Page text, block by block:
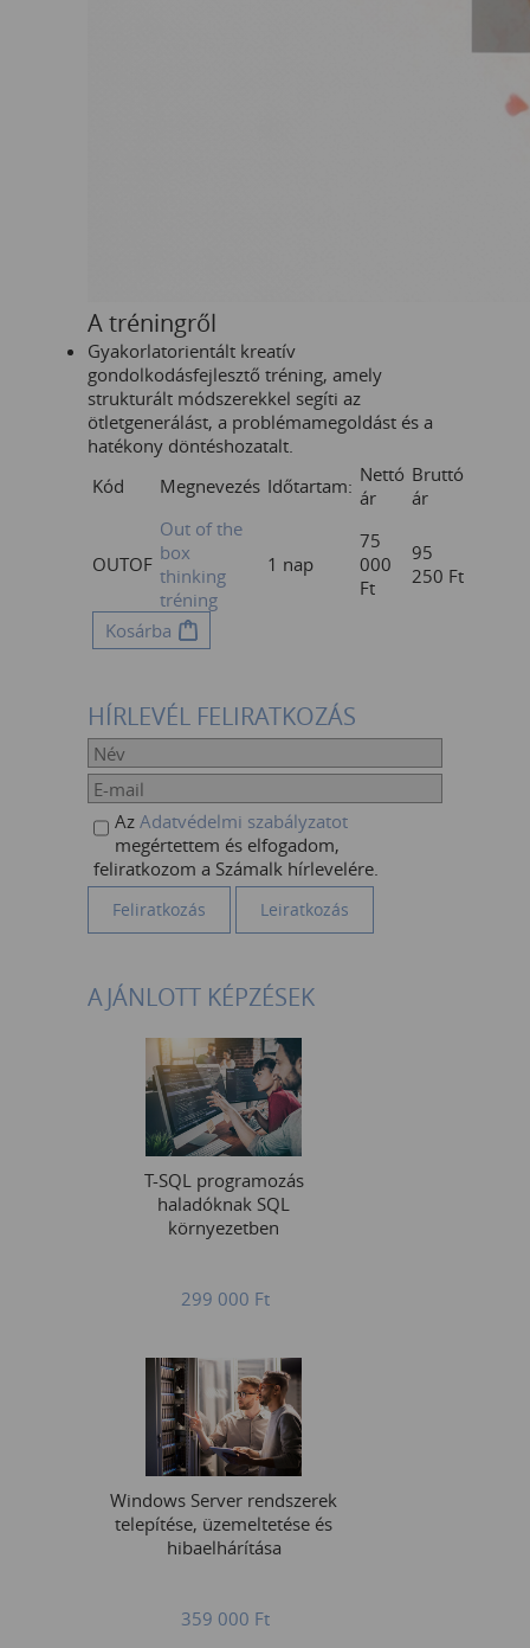
A tréningről
Gyakorlatorientált kreatív
gondolkodásfejlesztő tréning, amely
strukturált módszerekkel segíti az
ötletgenerálást, a problémamegoldást és a
hatékony döntéshozatalt.
Kód
Megnevezés Időtartam: Nettó
ár
Bruttó
ár
OUTOF
Out of the
box
thinking
tréning
1 nap
75
000
Ft
95
250 Ft
Kosárba
HÍRLEVÉL FELIRATKOZÁS
Az Adatvédelmi szabályzatot
megértettem és elfogadom,
feliratkozom a Számalk hírlevelére.
AJÁNLOTT KÉPZÉSEK
T-SQL programozás
haladóknak SQL
környezetben
299 000 Ft
Windows Server rendszerek
telepítése, üzemeltetése és
hibaelhárítása
359 000 Ft